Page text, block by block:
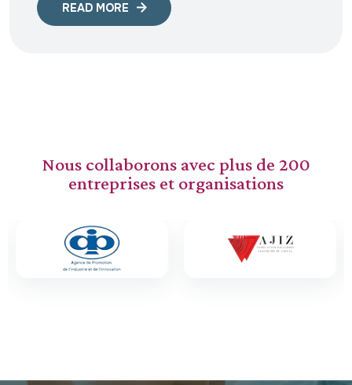
READ MORE
Nous collaborons avec plus de 200
entreprises et organisations